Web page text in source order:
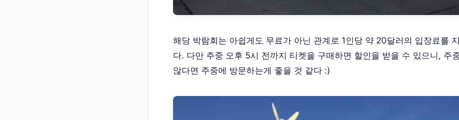
해당 박람회는 아쉽게도 무료가 아닌 관계로 1인당 약 20달러의 입장료를
다. 다만 주중 오후 5시 전까지 티켓을 구매하면 할인을 받을 수 있으니, 주
않다면 주중에 방문하는게 좋을 것 같다 :)